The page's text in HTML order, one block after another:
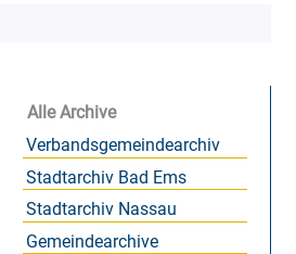
Alle Archive
Verbandsgemeindearchiv
Stadtarchiv Bad Ems
Stadtarchiv Nassau
Gemeindearchive